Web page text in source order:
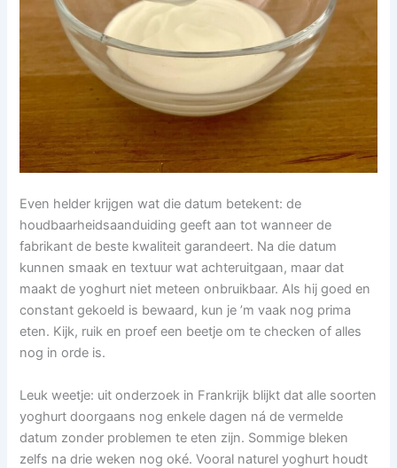
Even helder krijgen wat die datum betekent: de
houdbaarheidsaanduiding geeft aan tot wanneer de
fabrikant de beste kwaliteit garandeert. Na die datum
kunnen smaak en textuur wat achteruitgaan, maar dat
maakt de yoghurt niet meteen onbruikbaar. Als hij goed en
constant gekoeld is bewaard, kun je ’m vaak nog prima
eten. Kijk, ruik en proef een beetje om te checken of alles
nog in orde is.
Leuk weetje: uit onderzoek in Frankrijk blijkt dat alle soorten
yoghurt doorgaans nog enkele dagen ná de vermelde
datum zonder problemen te eten zijn. Sommige bleken
zelfs na drie weken nog oké. Vooral naturel yoghurt houdt